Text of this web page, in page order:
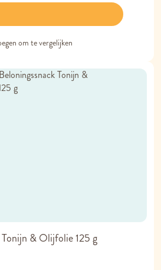
om te vergelijken
& Olijfolie 125 g